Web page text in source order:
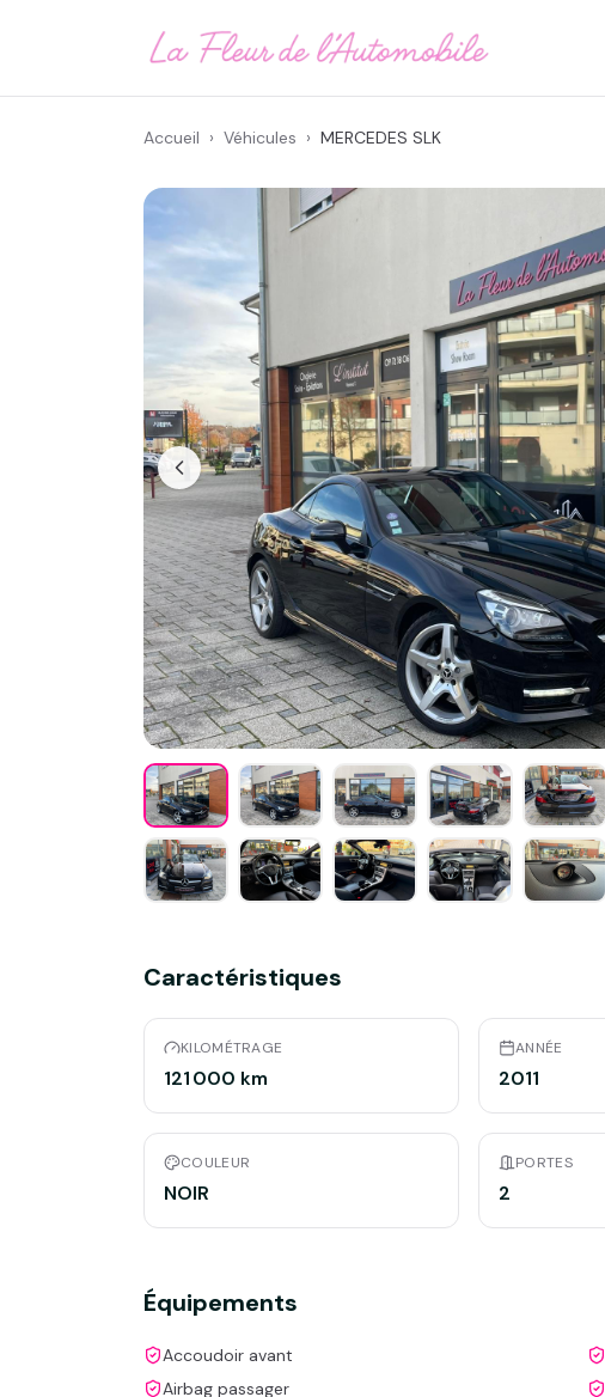
Accueil › Véhicules › MERCEDES SLK
Caractéristiques
KILOMÉTRAGE
121 000 km
ANNÉE
2011
COULEUR
NOIR
PORTES
2
Équipements
Accoudoir avant
Airbag passager